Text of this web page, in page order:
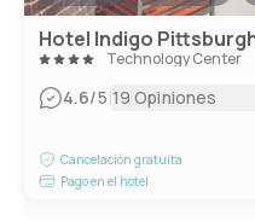
Technology Center
4.6/5|19 Opiniones
Cancelación gratuita
Pago en el hotel